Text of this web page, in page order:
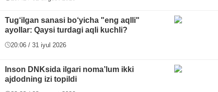
Tug‘ilgan sanasi bo‘yicha "eng aqlli"
ayollar: Qaysi turdagi aqli kuchli?
20:06 / 31 iyul 2026
Inson DNKsida ilgari noma’lum ikki
ajdodning izi topildi